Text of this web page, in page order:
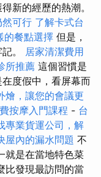
新的經歷的熱潮。
可行 了解卡式台
餐點選擇 但是，
。 居家清潔費用
所推薦 這個習慣是
度假中，看屏幕而
燴，讓您的會議更
按摩入門課程 - 台
專業貨運公司，解
屋內的漏水問題 不
就是在當地特色菜
比發現最訪問的當